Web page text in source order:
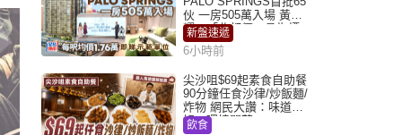
伙 一房505萬入場 黃光
耀：「北都價」具指標
作用
新盤速遞
6小時前
尖沙咀$69起素食自助餐
90分鐘任食沙律/炒飯麵/
炸物 網民大讚：味道
好，環境闊落
飲食